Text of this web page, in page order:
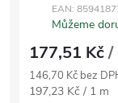
EAN:
Můžeme
177,51 Kč/
146,70 Kč bez
Měrná cena:
197,23 Kč / 1 m